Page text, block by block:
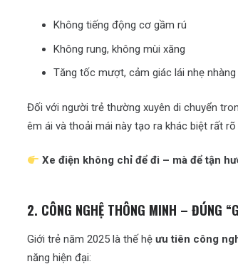
Không tiếng động cơ gầm rú
Không rung, không mùi xăng
Tăng tốc mượt, cảm giác lái nhẹ nhàng
Đối với người trẻ thường xuyên di chuyển
êm ái và thoải mái này tạo ra khác biệt rất rõ
Xe điện không chỉ để đi – mà để tận
2. CÔNG NGHỆ THÔNG MINH – ĐÚNG
Giới trẻ năm 2025 là thế hệ ưu tiên công
năng hiện đại: